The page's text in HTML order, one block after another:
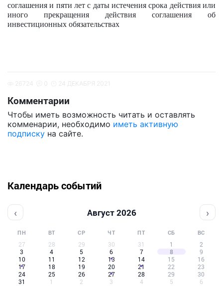
соглашения и пяти лет с даты истечения срока действия или
иного прекращения действия соглашения об
инвестиционных обязательствах
Комментарии
Чтобы иметь возможность читать и оставлять
комменарии, необходимо иметь активную
подписку на сайте.
Календарь событий
‹ Август 2026 ›
ПН ВТ СР ЧТ ПТ СБ ВС
27 28 29 30 31 1
2
3
4 5 6 7 8
9
10
11 12 13 14 15
16
17
18 19 20 21 22
23
24
25 26 27 28 29
30
31
1 2 3 4 5 6